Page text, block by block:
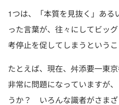
1つは、「本質を見抜く」ある
った言葉が、往々にしてビッ
考停止を促してしまうというこ
たとえば、現在、舛添要一東
非常に問題になっていますが
うか？ いろんな識者がさまざ